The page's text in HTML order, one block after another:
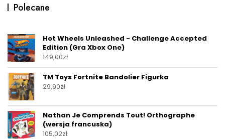
Polecane
Hot Wheels Unleashed - Challenge Accepted
Edition (Gra Xbox One)
149,00zł
TM Toys Fortnite Bandolier Figurka
29,90zł
Nathan Je Comprends Tout! Orthographe
(wersja francuska)
105,02zł